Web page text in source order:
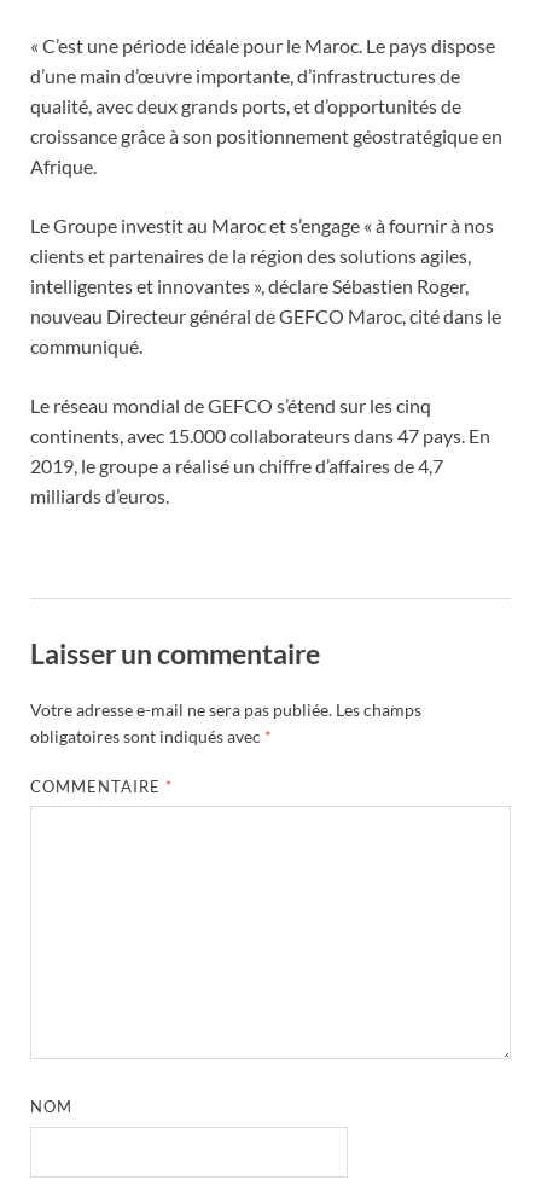
« C’est une période idéale pour le Maroc. Le pays dispose
d’une main d’œuvre importante, d’infrastructures de
qualité, avec deux grands ports, et d’opportunités de
croissance grâce à son positionnement géostratégique en
Afrique.
Le Groupe investit au Maroc et s’engage « à fournir à nos
clients et partenaires de la région des solutions agiles,
intelligentes et innovantes », déclare Sébastien Roger,
nouveau Directeur général de GEFCO Maroc, cité dans le
communiqué.
Le réseau mondial de GEFCO s’étend sur les cinq
continents, avec 15.000 collaborateurs dans 47 pays. En
2019, le groupe a réalisé un chiffre d’affaires de 4,7
milliards d’euros.
Laisser un commentaire
Votre adresse e-mail ne sera pas publiée. Les champs
obligatoires sont indiqués avec *
COMMENTAIRE *
NOM